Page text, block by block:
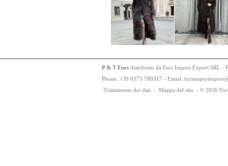
P & T Furs distribuito da Furs Import Export SRL -
Phone: +39 0375 780317 - Email: fursimportexport
Trattamento dei dati - Mappa del sito - © 2026